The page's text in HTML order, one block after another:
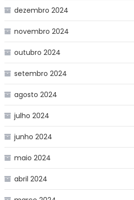
dezembro 2024
novembro 2024
outubro 2024
setembro 2024
agosto 2024
julho 2024
junho 2024
maio 2024
abril 2024